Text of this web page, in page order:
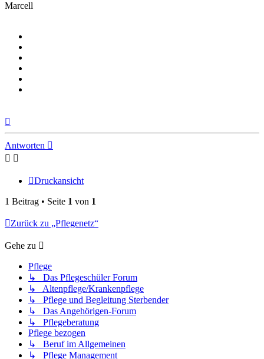
Marcell
Antworten
Druckansicht
1 Beitrag • Seite 1 von 1
Zurück zu „Pflegenetz“
Gehe zu
Pflege
↳ Das Pflegeschüler Forum
↳ Altenpflege/Krankenpflege
↳ Pflege und Begleitung Sterbender
↳ Das Angehörigen-Forum
↳ Pflegeberatung
Pflege bezogen
↳ Beruf im Allgemeinen
↳ Pflege Management